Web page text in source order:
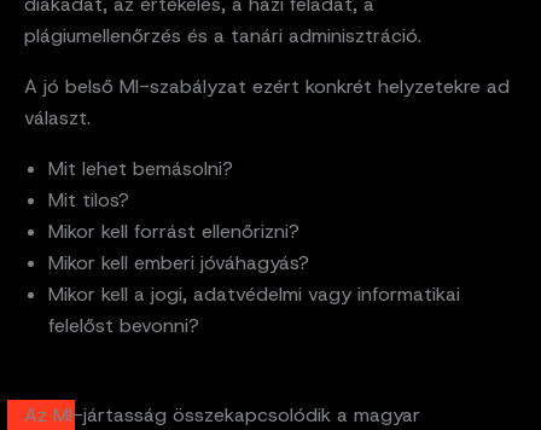
plágiumellenőrzés és a tanári adminisztráció.
A jó belső MI-szabályzat ezért konkrét helyzetekre ad
választ.
Mit lehet bemásolni?
Mit tilos?
Mikor kell forrást ellenőrizni?
Mikor kell emberi jóváhagyás?
Mikor kell a jogi, adatvédelmi vagy informatikai
felelőst bevonni?
Az MI-jártasság összekapcsolódik a magyar